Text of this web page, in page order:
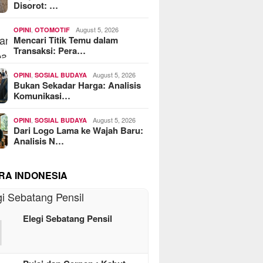
Disorot: …
OPINI ,OTOMOTIF August 5, 2026
Mencari Titik Temu dalam
Transaksi: Pera…
OPINI ,SOSIAL BUDAYA August 5, 2026
Bukan Sekadar Harga: Analisis
Komunikasi…
OPINI ,SOSIAL BUDAYA August 5, 2026
Dari Logo Lama ke Wajah Baru:
Analisis N…
INDONESIA
Elegi Sebatang Pensil